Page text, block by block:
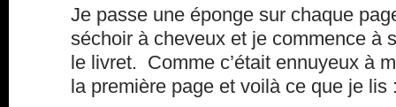
Je passe une éponge sur chaque
séchoir à cheveux et je commence à
le livret. Comme c’était ennuyeux à
la première page et voilà ce que je lis